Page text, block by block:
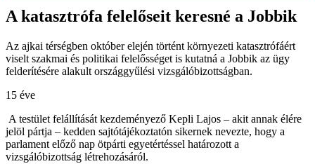
A katasztrófa felelőseit keresné a Jobbik
Az ajkai térségben október elején történt környezeti katasztrófáért
viselt szakmai és politikai felelősséget is kutatná a Jobbik az ügy
felderítésére alakult országgyűlési vizsgálóbizottságban.
15 éve
A testület felállítását kezdeményező Kepli Lajos – akit annak élére
jelöl pártja – kedden sajtótájékoztatón sikernek nevezte, hogy a
parlament előző nap ötpárti egyetértéssel határozott a
vizsgálóbizottság létrehozásáról.